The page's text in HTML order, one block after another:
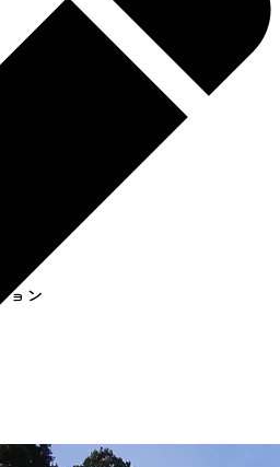
ラリー
旅
音楽・展示会）
プロオーケストラ
ョン
ョン
予約）
らせ